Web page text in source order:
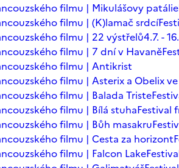
filmu | Mikulášovy patálie
filmu | (K)lamač srdcí
filmu | 22 výstřelů4.7. -
filmu | 7 dní v Havaně
filmu | Antikrist
filmu | Asterix a Obelix
filmu | Balada Triste
filmu | Bílá stuhaFestival
filmu | Bůh masakru
filmu | Cesta za horizont
filmu | Falcon Lake